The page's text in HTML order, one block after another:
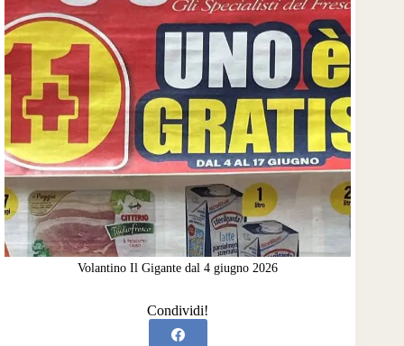
Volantino Il Gigante dal 4 giugno 2026
Condividi!